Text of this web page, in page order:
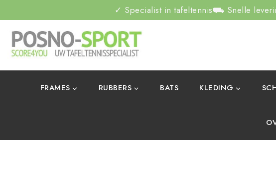
✓ Specialist in tafeltennis⛟ Snelle
FRAMES RUBBERS BATS KLEDING